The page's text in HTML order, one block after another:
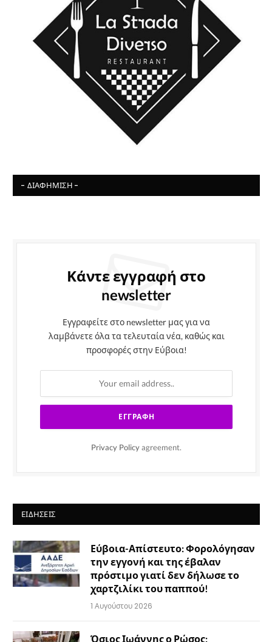
- ΔΙΑΦΉΜΙΣΗ -
Κάντε εγγραφή στο
newsletter
Εγγραφείτε στο newsletter μας για να
λαμβάνετε όλα τα τελευταία νέα, καθώς και
προσφορές στην Εύβοια!
Privacy Policy agreement.
ΕΙΔΉΣΕΙΣ
Εύβοια-Απίστευτο: Φορολόγησαν
την εγγονή και της έβαλαν
πρόστιμο γιατί δεν δήλωσε το
χαρτζιλίκι του παππού!
1 Αυγούστου 2026
Όσιος Ιωάννης ο Ρώσος: